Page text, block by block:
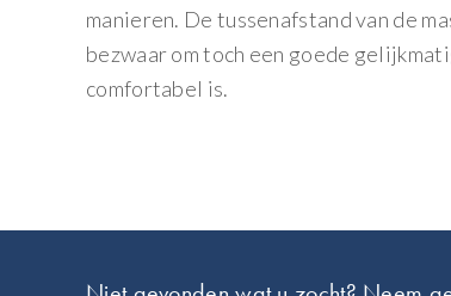
manieren. De tussenafstand van de
bezwaar om toch een goede
comfortabel is.